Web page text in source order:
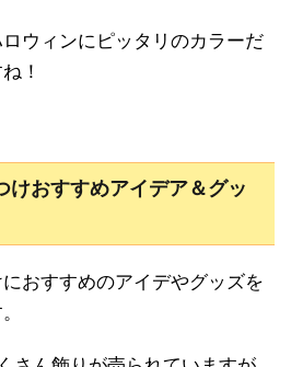
ウィンにピッタリのカラーだ
！
けおすすめアイデア＆グッ
おすすめのアイデやグッズを